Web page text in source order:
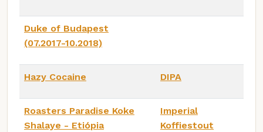
Duke of Budapest
(07.2017-10.2018)
Hazy Cocaine DIPA
Roasters Paradise Koke
Shalaye - Etiópia
Imperial
Koffiestout